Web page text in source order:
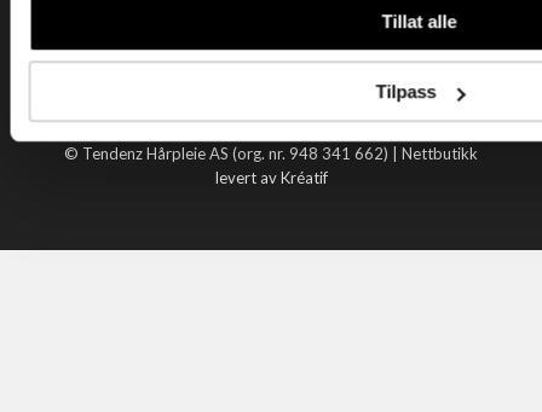
Tillat alle
Tilpass
Om oss
Handle hos oss
© Tendenz Hårpleie AS (org. nr. 948 341 662) | Nettbutikk
levert av Kréatif